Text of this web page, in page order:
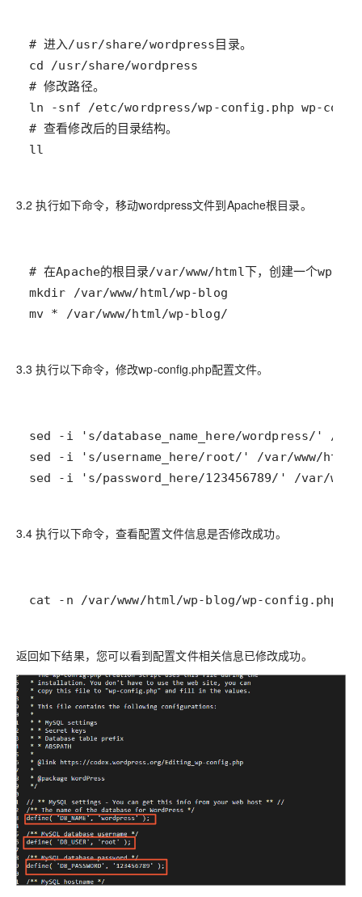
ll
3.2 执行如下命令，移动wordpress文件到Apache根目录。
mv * /var/www/html/wp-blog/
3.3 执行以下命令，修改wp-config.php配置文件。
sed -i 's/password_here/123456789/' /var/
3.4 执行以下命令，查看配置文件信息是否修改成功。
cat -n /var/www/html/wp-blog/wp-config.php
返回如下结果，您可以看到配置文件相关信息已修改成功。